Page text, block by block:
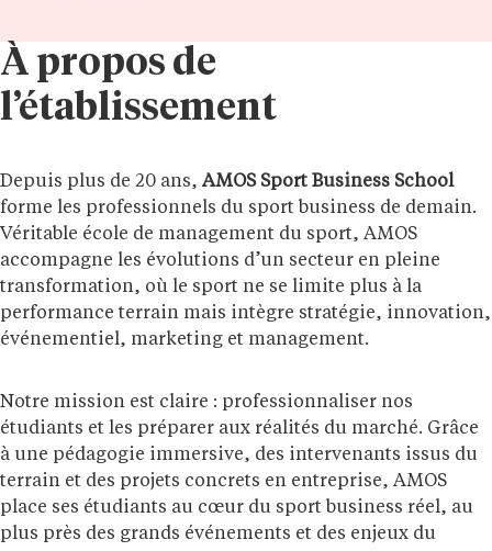
À propos de
l’établissement
Depuis plus de 20 ans, AMOS Sport Business School
forme les professionnels du sport business de demain.
Véritable école de management du sport, AMOS
accompagne les évolutions d’un secteur en pleine
transformation, où le sport ne se limite plus à la
performance terrain mais intègre stratégie, innovation,
événementiel, marketing et management.
Notre mission est claire : professionnaliser nos
étudiants et les préparer aux réalités du marché. Grâce
à une pédagogie immersive, des intervenants issus du
terrain et des projets concrets en entreprise, AMOS
place ses étudiants au cœur du sport business réel, au
plus près des grands événements et des enjeux du